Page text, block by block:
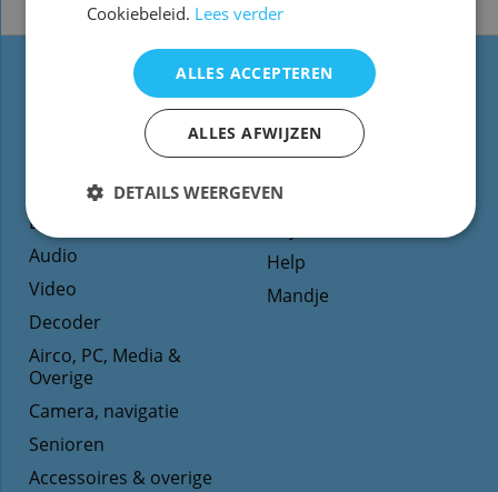
Website informatie
Contact
Voorwaarden/Levertijd
Reparatie
Prijs / contactformulier
Help
Mandje
afstandsbediening
Blu-ray
Audio
Video
Decoder
Airco, PC, Media &
Overige
Camera, navigatie
Senioren
Accessoires & overige
Cookiebeleid. Lees verder
ALLES ACCEPTEREN
ALLES AFWIJZEN
DETAILS WEERGEVEN